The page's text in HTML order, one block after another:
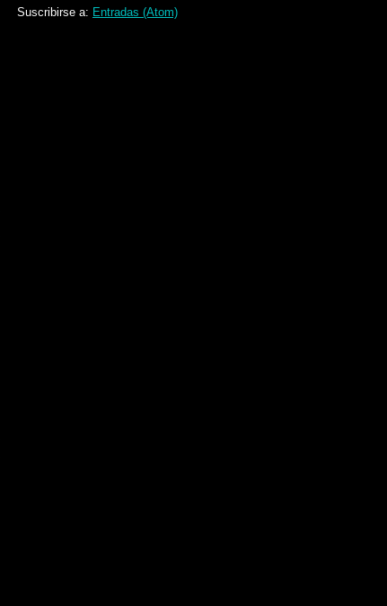
Suscribirse a: Entradas (Atom)